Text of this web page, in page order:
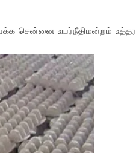
சென்னை உயர்நீதிமன்றம் உத்தர